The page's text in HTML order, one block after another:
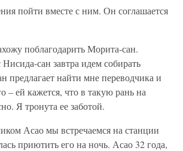
пойти вместе с ним. Он соглашается
поблагодарить Морита-сан.
сан завтра идем собирать
предлагает найти мне переводчика и
– ей кажется, что в такую рань на
Я тронута ее заботой.
Асао мы встречаемся на станции
приютить его на ночь. Асао 32 года,